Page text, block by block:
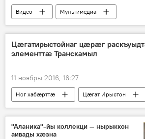
Видео Мультимедиа
Цӕгатирыстойнаг цӕрӕг
элементтӕ Транскамыл
11 ноябры 2016, 16:27
Ног хабӕрттӕ Цӕгат Ирыстон
"Аланика"-йы коллекци — нырыккон
аивады хӕзна